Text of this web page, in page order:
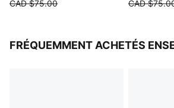
CAD $75.00
CAD
FRÉQUEMMENT ACHETÉS